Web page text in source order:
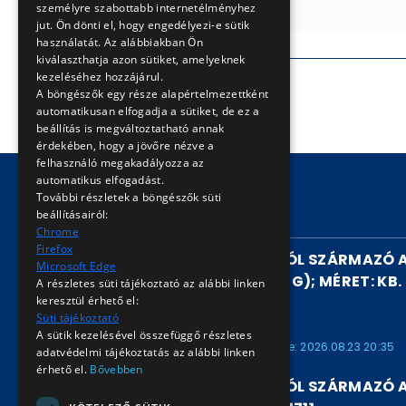
FUTÓ AUKCIÓK
HANNOVERI VILLAMOSBÓL SZÁRMAZÓ
(HIÁNYZIK AZ ABLAKÜVEG); MÉRET:
ARV2026921712
ARV2026921712
Kezdete: 2026.08.08 16:00
Vége: 2026.08.23 20:35
HANNOVERI VILLAMOSBÓL SZÁRMAZÓ
személyre szabottabb internetélményhez
jut. Ön dönti el, hogy engedélyezi-e sütik
használatát. Az alábbiakban Ön
kiválaszthatja azon sütiket, amelyeknek
kezeléséhez hozzájárul.
A böngészők egy része alapértelmezettként
automatikusan elfogadja a sütiket, de ez a
beállítás is megváltoztatható annak
érdekében, hogy a jövőre nézve a
felhasználó megakadályozza az
automatikus elfogadást.
További részletek a böngészők süti
beállításairól:
Chrome
Firefox
Microsoft Edge
A részletes süti tájékoztató az alábbi linken
keresztül érhető el:
Süti tájékoztató
A sütik kezelésével összefüggő részletes
adatvédelmi tájékoztatás az alábbi linken
érhető el. Bővebben